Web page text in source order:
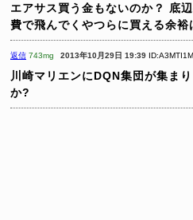
エアサス買う金もないのか？
底
費で飛んでくやつらに買える余裕
返信 743mg 2013年10月29日 19:39
川崎マリエンにDQN集団が集まり
か?